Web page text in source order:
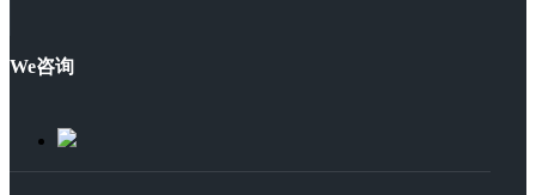
We咨询